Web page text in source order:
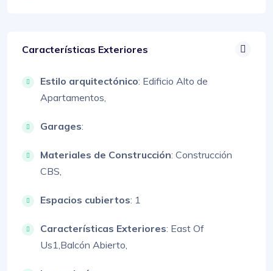
Características Exteriores
Estilo arquitectónico: Edificio Alto de
Apartamentos,
Garages:
Materiales de Construcción: Construcción
CBS,
Espacios cubiertos: 1
Características Exteriores: East Of
Us1,Balcón Abierto,